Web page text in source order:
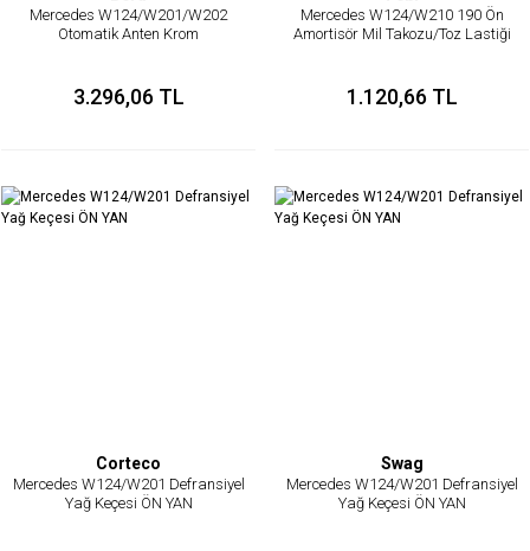
Mercedes W124/W201/W202
Otomatik Anten Krom
3.296,06 TL
Mercedes W124/W210 190 Ön
Amortisör Mil Takozu/Toz Lastiği
1.120,66 TL
Corteco
Mercedes W124/W201 Defransiyel
Yağ Keçesi ÖN YAN
Swag
Mercedes W124/W201 Defransiyel
Yağ Keçesi ÖN YAN